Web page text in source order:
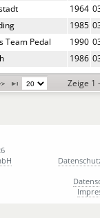
1964
1985
Team Pedal 1990
1986
Zeige 1